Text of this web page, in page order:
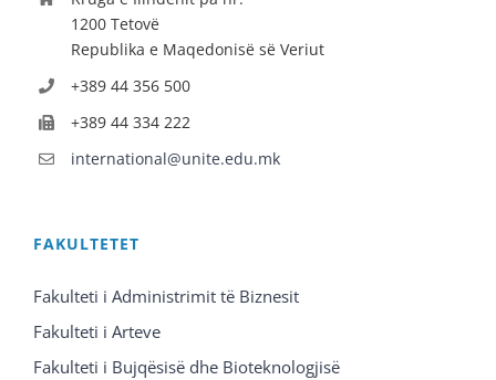
1200 Tetovë
Republika e Maqedonisë së Veriut
+389 44 356 500
+389 44 334 222
international@unite.edu.mk
FAKULTETET
Fakulteti i Administrimit të Biznesit
Fakulteti i Arteve
Fakulteti i Bujqësisë dhe Bioteknologjisë